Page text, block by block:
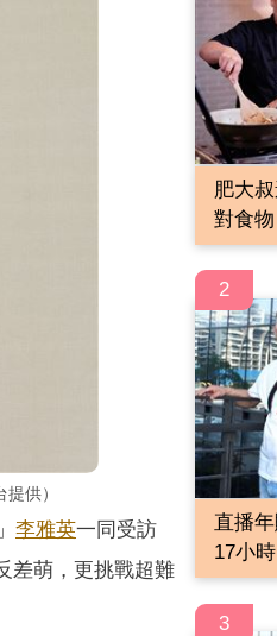
供）
李雅英一同受訪
差萌，更挑戰超難
肥大
對食物
2
直播
17小時
3